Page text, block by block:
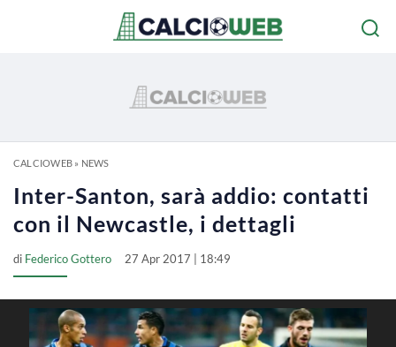
CALCIOWEB» NEWS
Inter-Santon, sarà addio: contatti
con il Newcastle, i dettagli
di Federico Gottero 27 Apr 2017 | 18:49